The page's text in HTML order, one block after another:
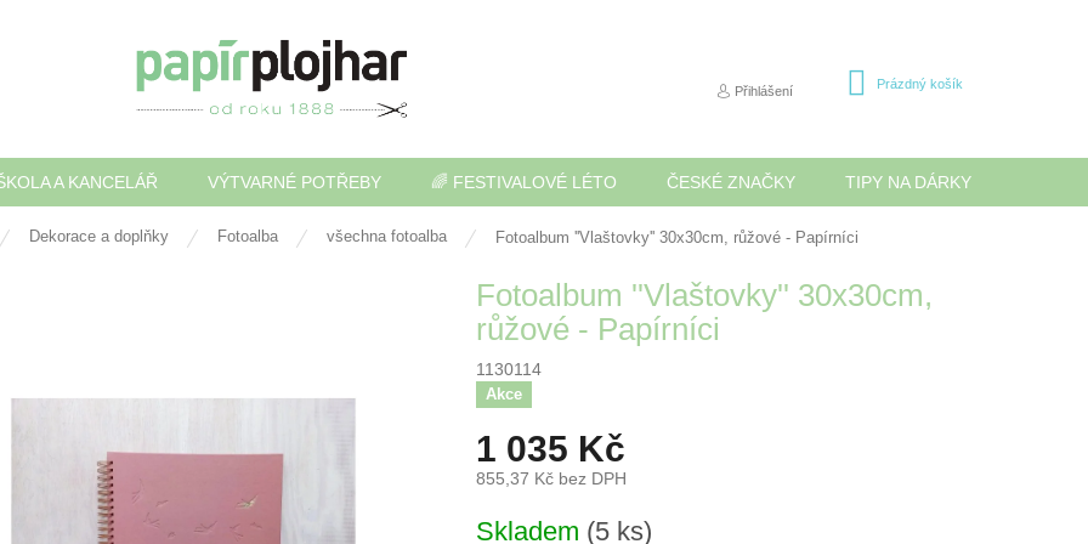
Přihlášení
NÁKUPNÍ
Prázdný košík
A KANCELÁŘ VÝTVARNÉ POTŘEBY 🌈 FESTIVALOVÉ LÉTO ČESKÉ ZNAČKY TIPY NA DÁRKY
Dekorace a doplňky Fotoalba všechna fotoalba Fotoalbum ''Vlaštovky'' 30x30cm, růžové - Papírníci
Fotoalbum ''Vlaštovky'' 30x30cm,
růžové - Papírníci
1130114
Akce
1 035 Kč
855,37 Kč bez DPH
cena:
Skladem (5 ks)